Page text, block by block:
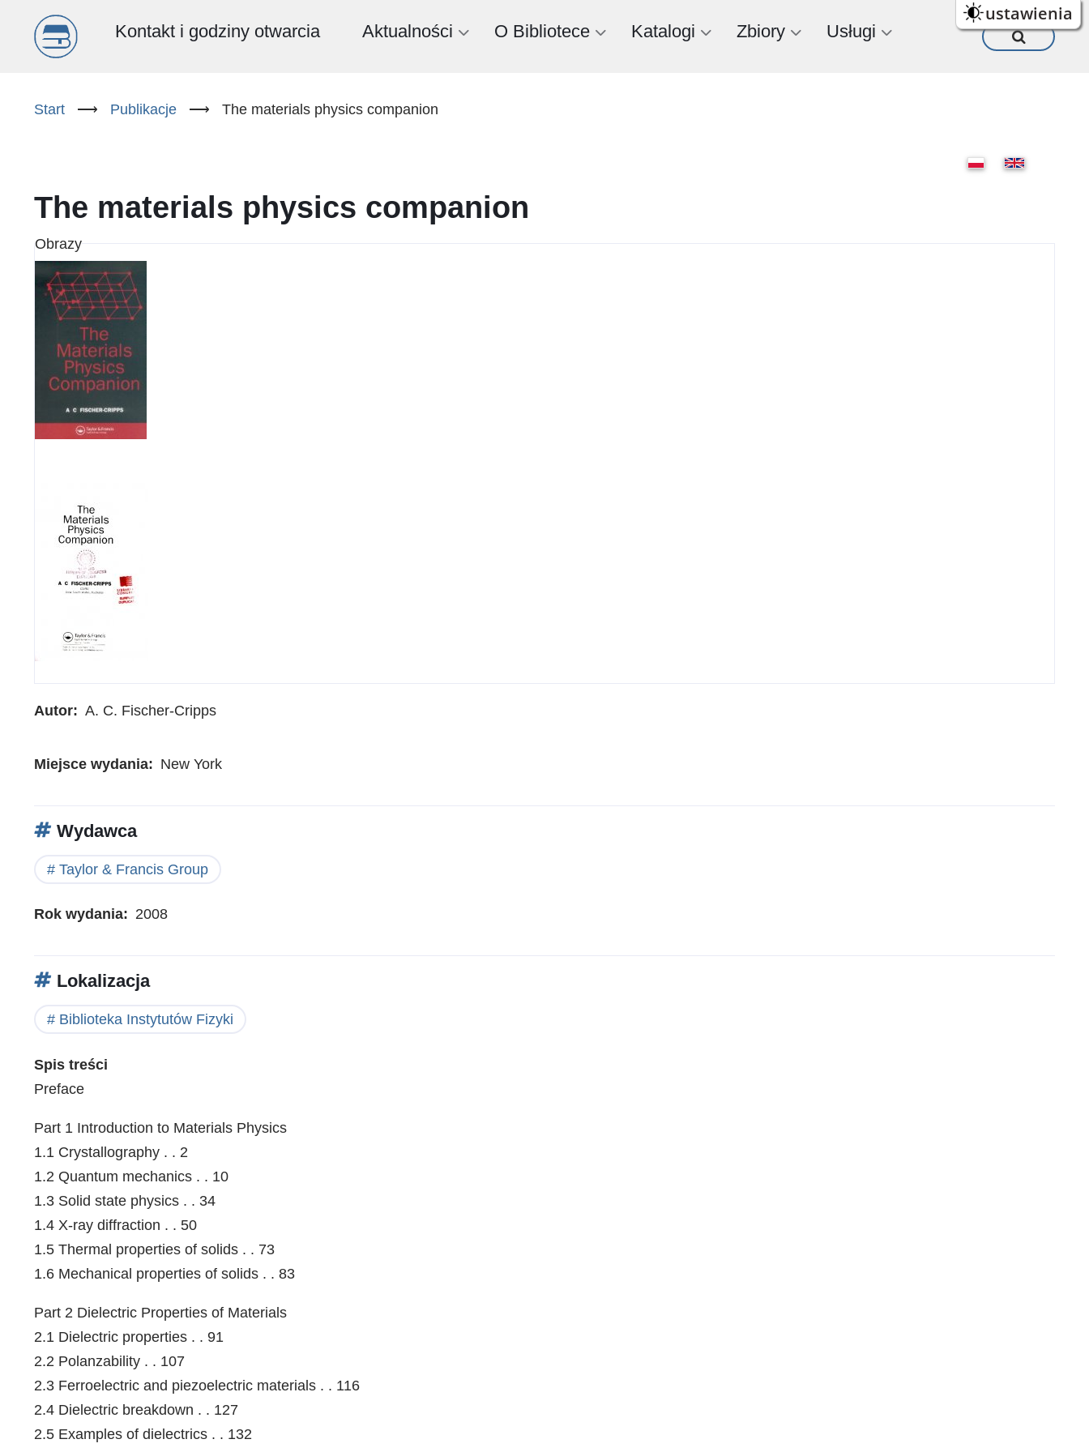
ustawienia
Menu
(PL)
Kontakt i godziny otwarcia Aktualności O Bibliotece Katalogi Zbiory Usługi
Start ⟶ Publikacje ⟶ The materials physics companion
The materials physics companion
Obrazy
Autor A. C. Fischer-Cripps
Miejsce wydania New York
Wydawca
Taylor & Francis Group
Rok wydania 2008
Lokalizacja
Biblioteka Instytutów Fizyki
Spis treści
Preface
Part 1 Introduction to Materials Physics
1.1 Crystallography . . 2
1.2 Quantum mechanics . . 10
1.3 Solid state physics . . 34
1.4 X-ray diffraction . . 50
1.5 Thermal properties of solids . . 73
1.6 Mechanical properties of solids . . 83
Part 2 Dielectric Properties of Materials
2.1 Dielectric properties . . 91
2.2 Polanzability . . 107
2.3 Ferroelectric and piezoelectric materials . . 116
2.4 Dielectric breakdown . . 127
2.5 Examples of dielectrics . . 132